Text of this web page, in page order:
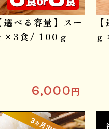
べる容量】スー
×3食/ 100ｇ
6,000円